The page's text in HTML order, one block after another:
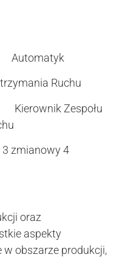
Ruchu
Kierownik Zespołu
4
oraz
aspekty
obszarze produkcji,